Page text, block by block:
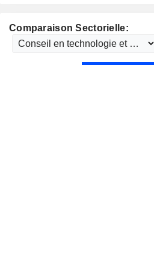
Comparaison Sectorielle: